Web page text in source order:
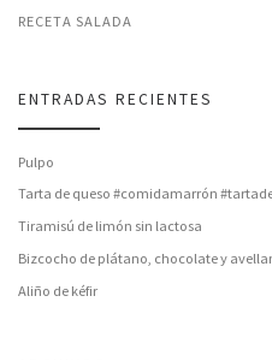
RECETA SALADA
ENTRADAS RECIENTES
Pulpo
Tarta de queso #comidamarrón
Tiramisú de limón sin lactosa
Bizcocho de plátano, chocolate y
Aliño de kéfir